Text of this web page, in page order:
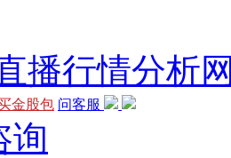
金股包 问客服
询